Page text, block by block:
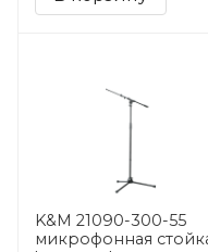
K&M 21090-300-55
микрофонная